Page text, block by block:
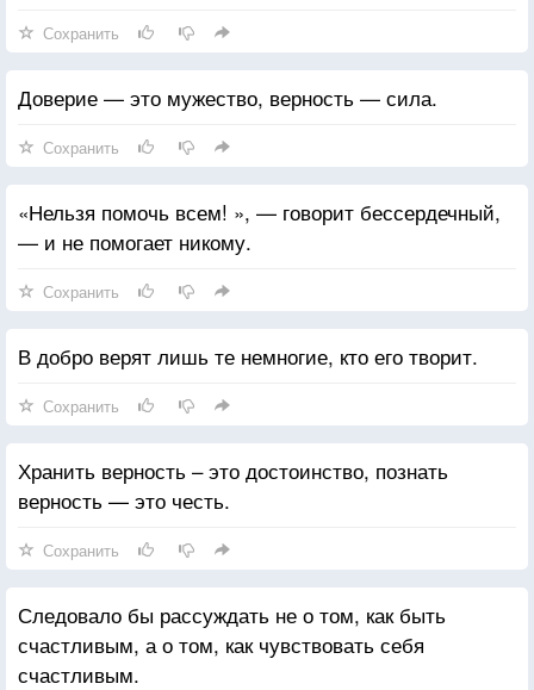
Сохранить
Доверие — это мужество, верность — сила.
Сохранить
«Нельзя помочь всем! », — говорит бессердечный,
— и не помогает никому.
Сохранить
В добро верят лишь те немногие, кто его творит.
Сохранить
Хранить верность – это достоинство, познать
верность — это честь.
Сохранить
Следовало бы рассуждать не о том, как быть
счастливым, а о том, как чувствовать себя
счастливым.